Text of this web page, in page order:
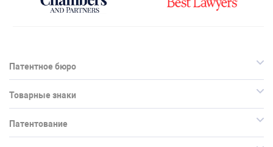
Патентное бюро
Товарные знаки
Патентование